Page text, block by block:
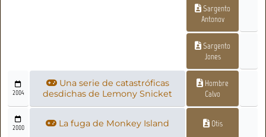
Sargento
Antonov
Sargento
Jones
2004
Una serie de catastróficas
desdichas de Lemony Snicket
Hombre
Calvo
2000 La fuga de Monkey Island Otis